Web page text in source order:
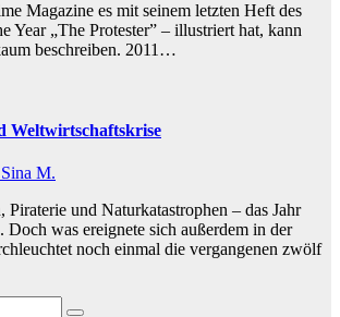
Magazine es mit seinem letzten Heft des
Year „The Protester” – illustriert hat, kann
beschreiben. 2011…
Weltwirtschaftskrise
Sina M.
Piraterie und Naturkatastrophen – das Jahr
Doch was ereignete sich außerdem in der
noch einmal die vergangenen zwölf